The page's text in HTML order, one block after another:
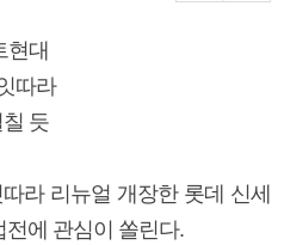
현대
따라
듯
라 리뉴얼 개장한 롯데 신세
전에 관심이 쏠린다.